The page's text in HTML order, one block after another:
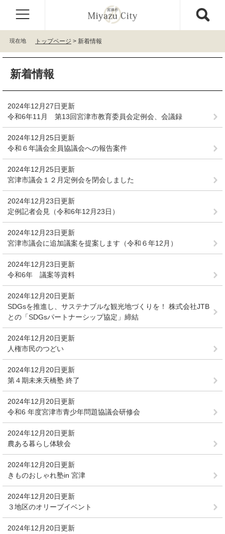
頭
。
飛
て
現在地 トップページ > 新着情報
新着情報
2024年12月27日更新
令和6年11月 第13回宮津市教育委員会定例会、会議録
2024年12月25日更新
令和６年議会全員協議会への報告案件
2024年12月25日更新
宮津市議会１２月定例会を閉会しました
2024年12月23日更新
定例記者会見（令和6年12月23日）
2024年12月23日更新
宮津市議会に追加議案を提案します（令和６年12月）
2024年12月23日更新
令和6年 議案等資料
2024年12月20日更新
SDGsを推進し、サステナブルな観光地づくりを！ 株式会社JTB
との「SDGsパートナーシップ協定」締結
2024年12月20日更新
人権市民のつどい
2024年12月20日更新
第４期未来天橋塾 終了
2024年12月20日更新
令和6 年度宮津市青少年問題協議会研修会
2024年12月20日更新
農ある暮らし体験会
2024年12月20日更新
きものおしゃれ塾in 宮津
2024年12月20日更新
３地区のオリーブイベント
2024年12月20日更新